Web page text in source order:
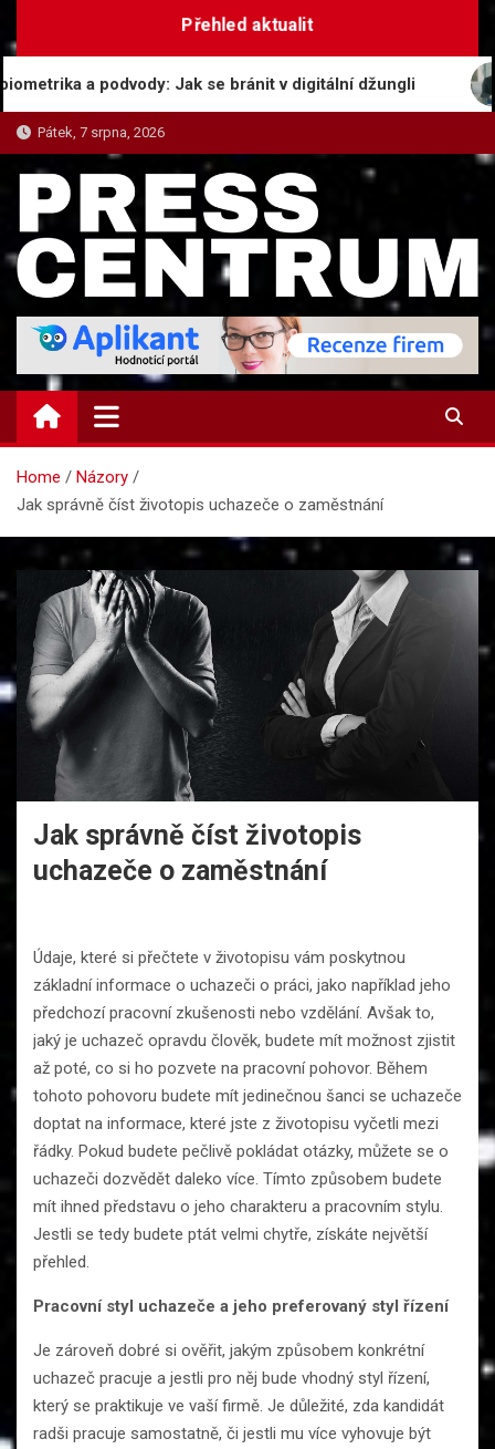
to
Přehled aktualit
a podvody: Jak se bránit v digitální džungli
Pátek, 7 srpna, 2026
PRESS-CENTRUM.CZ
Magazín informací a tiskových zpráv
Home
Názory
Jak správně číst životopis uchazeče o zaměstnání
Jak správně číst životopis
uchazeče o zaměstnání
Údaje, které si přečtete v životopisu vám poskytnou
základní informace o uchazeči o práci, jako například jeho
předchozí pracovní zkušenosti nebo vzdělání. Avšak to,
jaký je uchazeč opravdu člověk, budete mít možnost zjistit
až poté, co si ho pozvete na pracovní pohovor. Během
tohoto pohovoru budete mít jedinečnou šanci se uchazeče
doptat na informace, které jste z životopisu vyčetli mezi
řádky. Pokud budete pečlivě pokládat otázky, můžete se o
uchazeči dozvědět daleko více. Tímto způsobem budete
mít ihned představu o jeho charakteru a pracovním stylu.
Jestli se tedy budete ptát velmi chytře, získáte největší
přehled.
Pracovní styl uchazeče a jeho preferovaný styl řízení
Je zároveň dobré si ověřit, jakým způsobem konkrétní
uchazeč pracuje a jestli pro něj bude vhodný styl řízení,
který se praktikuje ve vaší firmě. Je důležité, zda kandidát
radši pracuje samostatně, či jestli mu více vyhovuje být